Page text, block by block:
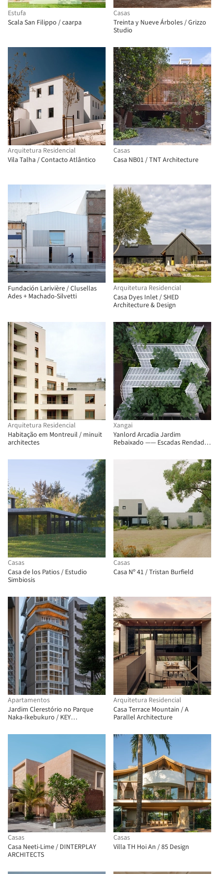
Estufa
Scala San Filippo / caarpa
Casas
Treinta y Nueve Árboles / Grizzo
Studio
Arquitetura Residencial
Vila Talha / Contacto Atlântico
Casas
Casa NB01 / TNT Architecture
Fundación Larivière / Clusellas
Ades + Machado-Silvetti
Arquitetura Residencial
Casa Dyes Inlet / SHED
Architecture & Design
Arquitetura Residencial
Habitação em Montreuil / minuit
architectes
Xangai
Yanlord Arcadia Jardim
Rebaixado —— Escadas Rendadas
Casas
Casa de los Patios / Estudio
Simbiosis
Casas
Casa Nº 41 / Tristan Burfield
Apartamentos
Jardim Clerestório no Parque
Naka-Ikebukuro / KEY
Arquitetura Residencial
Casa Terrace Mountain / A
Parallel Architecture
Casas
Casa Neeti-Lime / DINTERPLAY
ARCHITECTS
Casas
Villa TH Hoi An / 85 Design